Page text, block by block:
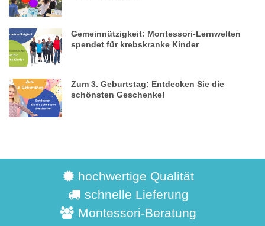
Gemeinnützigkeit: Montessori-Lernwelten
spendet für krebskranke Kinder
Zum 3. Geburtstag: Entdecken Sie die
schönsten Geschenke!
hochwertige Qualität
schnelle Lieferung
Montessori-Beratung